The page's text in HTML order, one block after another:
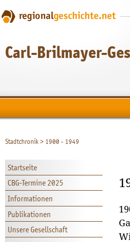
Carl-Brilmayer-
Stadtchronik> 1900 - 1949
Startseite
CBG-Termine 2025
Informationen
Publikationen
Unsere Gesellschaft